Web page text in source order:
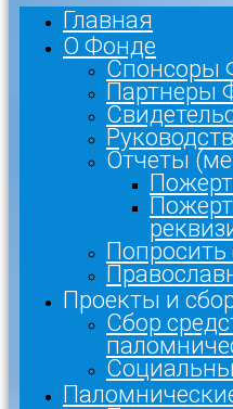
Главная
О Фонде
Спонсоры
Партнеры
Отчеты
Проекты и
Сбор